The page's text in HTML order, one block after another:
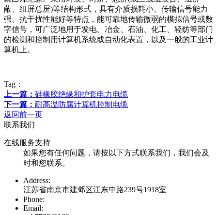
蔽、组屏总屏)等结构形式，具有介质损耗小、传输信号能力
强、抗干扰性能好等特点，能可靠地传输微弱的模拟信号或数
字信号，可广泛地用于发电、冶金、石油、化工、轻纺等部门
的检测和控制用计算机系统或自动化表置，以及一般的工业计
算机上。
Tag：
上一篇： 硅橡胶绝缘和护套电力电缆
下一篇： 耐高温防腐计算机控制电缆
返回前一页
联系我们
在线服务支持
如果您有任何问题，请按以下方式联系我们，我们会及
时和您联系。
Address:
江苏省南京市建邺区江东中路239号1918室
Phone:
Email: